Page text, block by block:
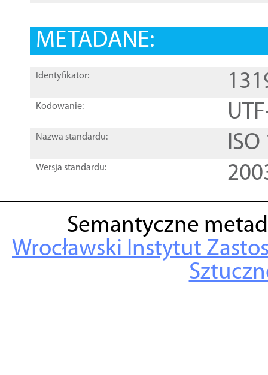
METADANE:
Identyfikator:
Kodowanie:
Nazwa standardu:
Wersja standardu:
Semantyczne
Wrocławski Instytut